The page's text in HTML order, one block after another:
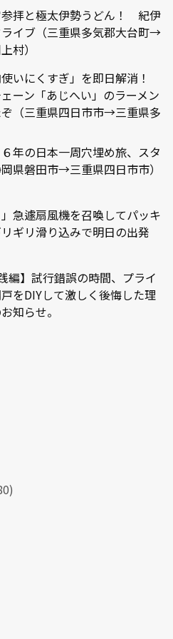
拝と極太伊勢うどん！ 紀伊
イブ（三重県多気郡大台町→
村）
いにくすぎ」を即日解消！
ーン「あじへい」のラーメン
（三重県四日市市→三重県多
年の日本一周穴埋め旅、スタ
県磐田市→三重県四日市市）
」急遽扇風機を召喚してパッキ
ギリ滑り込みで明日の出発
編】試行錯誤の時間、プライ
をDIYして激しく後悔した理
知らせ。